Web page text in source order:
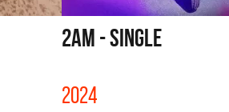
2AM - SINGLE
2024